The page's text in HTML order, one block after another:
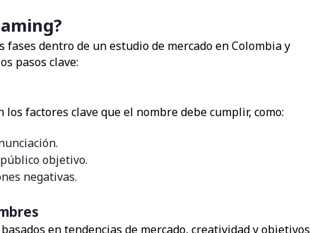
dentro de un estudio de mercado en Colombia y
pasos clave:
factores clave que el nombre debe cumplir, como:
objetivo.
negativas.
en tendencias de mercado, creatividad y objetivos